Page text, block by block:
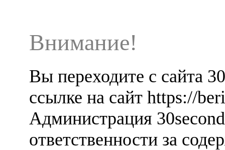
Внимание!
Вы переходите с сайта
ссылке на сайт https://
Администрация
ответственности за